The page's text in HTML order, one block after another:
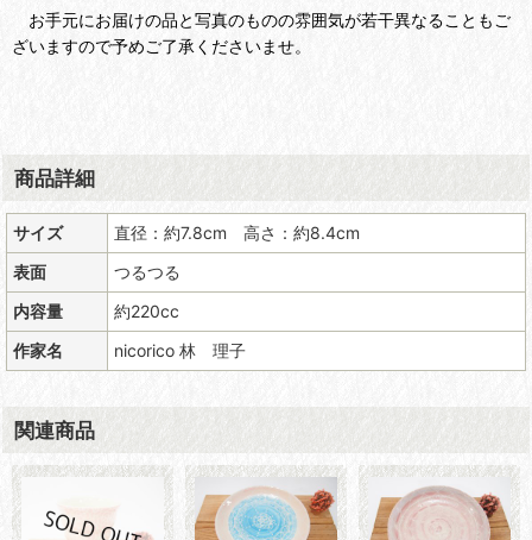
お手元にお届けの品と写真のものの雰囲気が若干異なることもご
ざいますので予めご了承くださいませ。
商品詳細
サイズ
直径：約7.8cm 高さ：約8.4cm
表面
つるつる
内容量
約220cc
作家名
nicorico 林 理子
関連商品